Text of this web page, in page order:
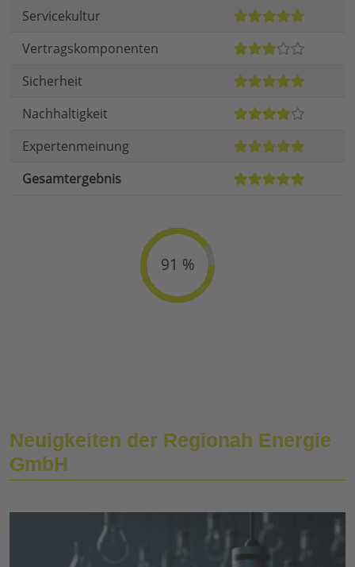
Servicekultur
Vertragskomponenten
Sicherheit
Nachhaltigkeit
Expertenmeinung
Gesamtergebnis
91 %
Neuigkeiten der Regionah Energie
GmbH